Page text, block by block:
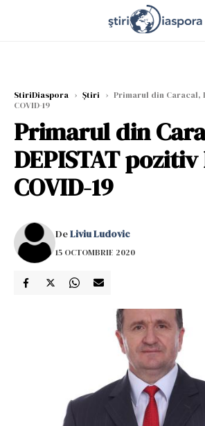
StiriDiaspora › Știri › Primarul din Caracal,
COVID-19
Primarul din
DEPISTAT
COVID-19
DeLiviu Ludovic
15 OCTOMBRIE 2020